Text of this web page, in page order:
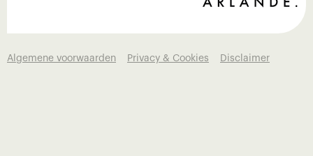
Algemene voorwaarden Privacy & Cookies Disclaimer